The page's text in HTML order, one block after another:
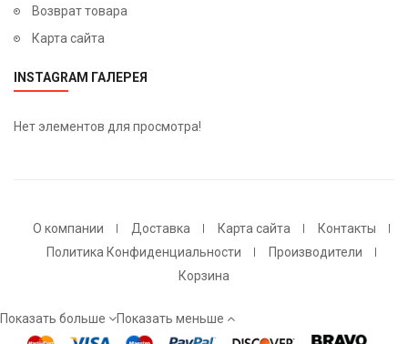
Возврат товара
Карта сайта
INSTAGRAM ГАЛЕРЕЯ
Нет элементов для просмотра!
О компании Доставка Карта сайта
Контакты
Политика Конфиденциальности
Производители
Корзина
Показать больше Показать меньше